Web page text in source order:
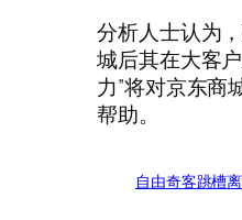
分析人士认为
城后其在大客
力”将对京东商
帮助。
自由奇客跳槽